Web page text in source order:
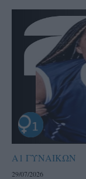
Α1 ΓΥΝΑΙΚΩΝ
29/07/2026